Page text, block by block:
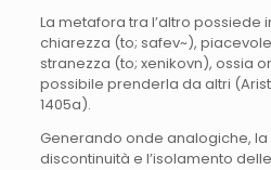
La metafora tra l’altro possiede
chiarezza (to; safev~),
stranezza (to; xenikovn), ossia
possibile prenderla da altri
1405a).
Generando onde analogiche,
discontinuità e l’isolamento